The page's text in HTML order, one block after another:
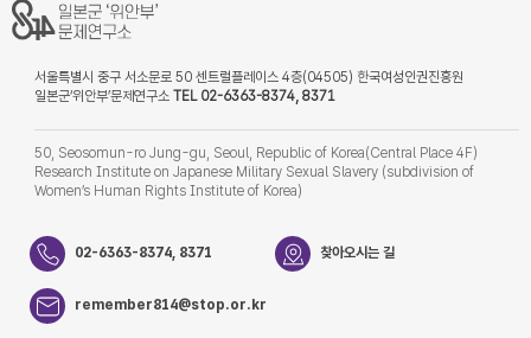
서울특별시 중구 서소문로 50 센트럴플레이스 4층(04505) 한국여성인권진흥원
일본군‘위안부’문제연구소 TEL 02-6363-8374, 8371
50, Seosomun-ro Jung-gu, Seoul, Republic of Korea(Central Place 4F)
Research Institute on Japanese Military Sexual Slavery (subdivision of
Women’s Human Rights Institute of Korea)
02-6363-8374, 8371 찾아오시는 길
remember814@stop.or.kr